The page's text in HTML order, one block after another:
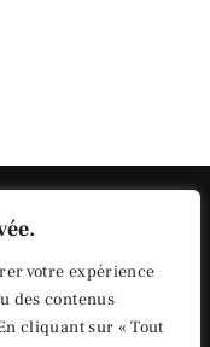
votre expérience
des contenus
cliquant sur « Tout
© Copyright Saumon